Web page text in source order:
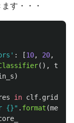
す・・・
' : [10, 20,
(),
)
in clf.
{}" . format (